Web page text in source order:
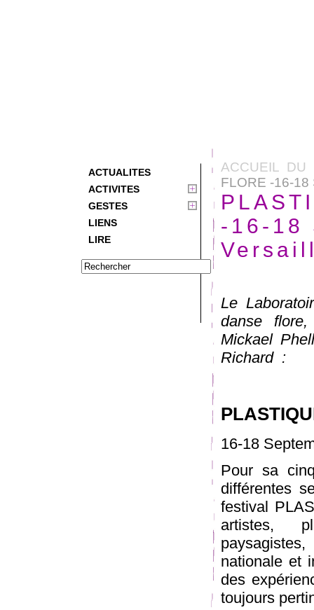
ACTUALITES
ACTIVITES
GESTES
LIENS
LIRE
ACCUEIL DU
FLORE -16-18
-16-18
Le
danse flore,
Mickael
Richard :
16-18
Pour sa
différentes
festival
artistes,
nationale et
des
toujours